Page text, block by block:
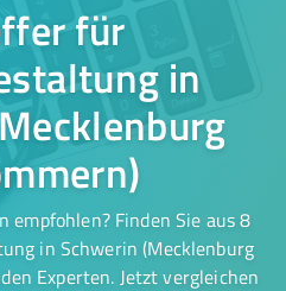
für
in
empfohlen? Finden Sie aus 8
in Schwerin (Mecklenburg
Experten. Jetzt vergleichen